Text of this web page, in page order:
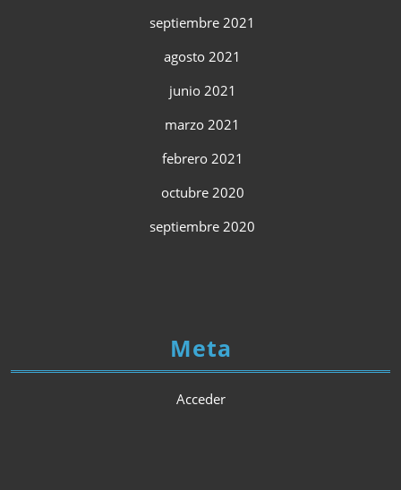
septiembre 2021
agosto 2021
junio 2021
marzo 2021
febrero 2021
octubre 2020
septiembre 2020
Meta
Acceder